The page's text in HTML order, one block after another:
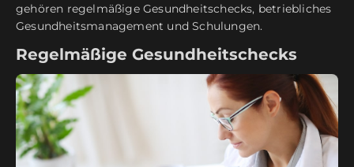
gehören regelmäßige Gesundheitschecks, betriebliches
Gesundheitsmanagement und Schulungen.
Regelmäßige Gesundheitschecks